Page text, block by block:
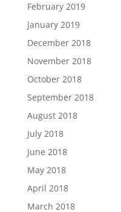
February 2019
January 2019
December 2018
November 2018
October 2018
September 2018
August 2018
July 2018
June 2018
May 2018
April 2018
March 2018